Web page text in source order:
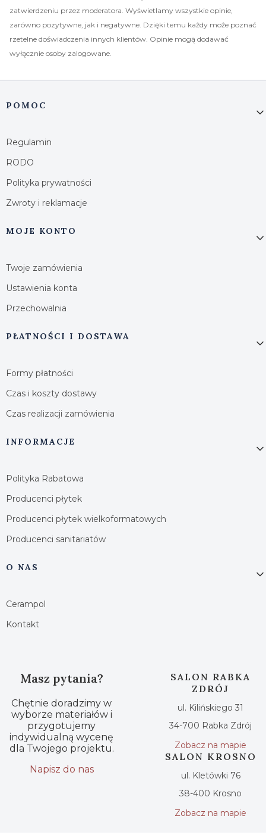
zatwierdzeniu przez moderatora. Wyświetlamy wszystkie opinie,
zarówno pozytywne, jak i negatywne. Dzięki temu każdy może poznać
rzetelne doświadczenia innych klientów. Opinie mogą dodawać
wyłącznie osoby zalogowane.
Linki w stopce
POMOC
Regulamin
RODO
Polityka prywatności
Zwroty i reklamacje
MOJE KONTO
Twoje zamówienia
Ustawienia konta
Przechowalnia
PŁATNOŚCI I DOSTAWA
Formy płatności
Czas i koszty dostawy
Czas realizacji zamówienia
INFORMACJE
Polityka Rabatowa
Producenci płytek
Producenci płytek wielkoformatowych
Producenci sanitariatów
O NAS
Cerampol
Kontakt
Masz pytania?
Chętnie doradzimy w
wyborze materiałów i
przygotujemy
indywidualną wycenę
dla Twojego projektu.
Napisz do nas
SALON RABKA
ZDRÓJ
ul. Kilińskiego 31
34-700 Rabka Zdrój
Zobacz na mapie
SALON KROSNO
ul. Kletówki 76
38-400 Krosno
Zobacz na mapie